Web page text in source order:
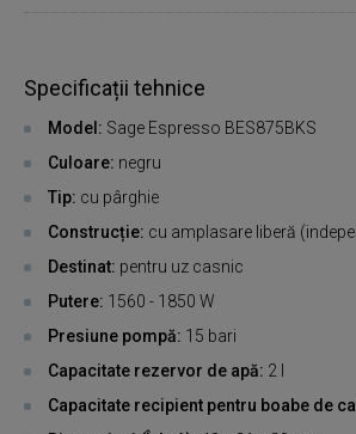
Specificații tehnice
Model: Sage Espresso BES875BKS
Culoare: negru
Tip: cu pârghie
Construcție: cu amplasare liberă
Destinat: pentru uz casnic
Putere: 1560 - 1850 W
Presiune pompă: 15 bari
Capacitate rezervor de apă: 2 l
Capacitate recipient pentru boabe de